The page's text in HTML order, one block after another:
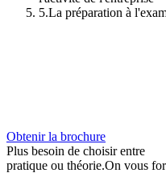
5.La préparation à
Obtenir la brochure
Plus besoin de choisir entre
pratique ou théorie.On vous